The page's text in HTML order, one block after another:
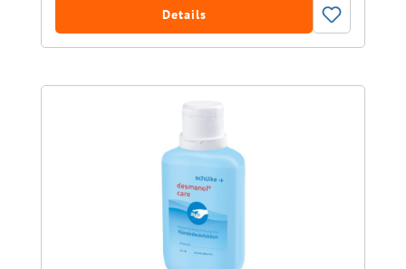
Details
Produktgalerie überspringen